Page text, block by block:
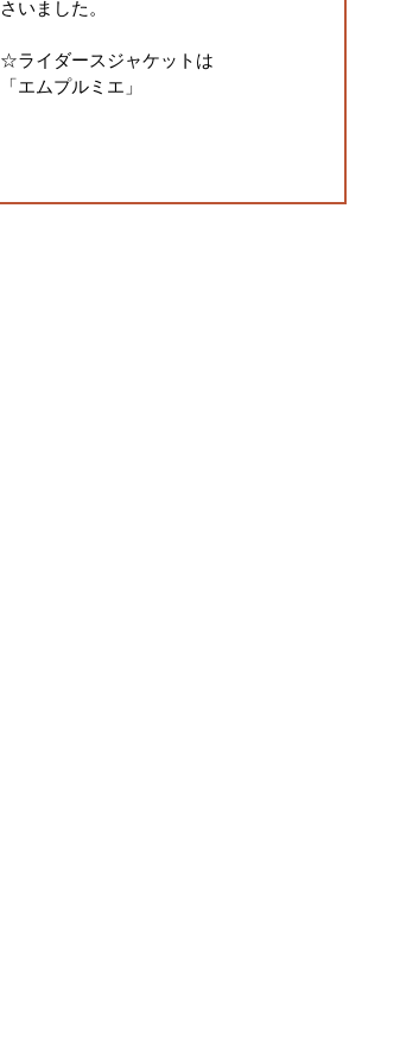
さいました。
☆ライダースジャケットは
「エムプルミエ」